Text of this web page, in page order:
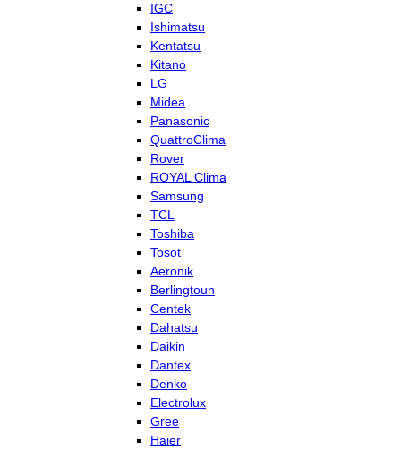
IGC
Ishimatsu
Kentatsu
Kitano
LG
Midea
Panasonic
QuattroClima
Rover
ROYAL Clima
Samsung
TCL
Toshiba
Tosot
Aeronik
Berlingtoun
Centek
Dahatsu
Daikin
Dantex
Denko
Electrolux
Gree
Haier